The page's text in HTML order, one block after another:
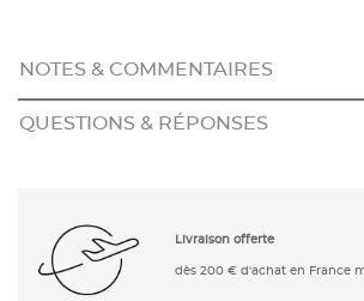
NOTES & COMMENTAIRES
QUESTIONS & RÉPONSES
Livraison offerte
dès 200 € d'achat en France